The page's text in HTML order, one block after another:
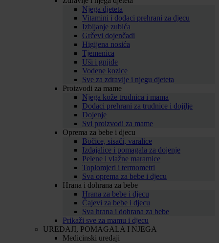
Njega djeteta
Vitamini i dodaci prehrani za djecu
Izbijanje zubića
Grčevi dojenčadi
Higijena nosića
Tjemenica
Uši i gnjide
Vodene kozice
Sve za zdravlje i njegu djeteta
Proizvodi za mame
Njega kože trudnica i mama
Dodaci prehrani za trudnice i dojilje
Dojenje
Svi proizvodi za mame
Oprema za bebe i djecu
Bočice, sisači, varalice
Izdajalice i pomagala za dojenje
Pelene i vlažne maramice
Toplomjeri i termometri
Sva oprema za bebe i djecu
Hrana i dohrana za bebe
Hrana za bebe i djecu
Čajevi za bebe i djecu
Sva hrana i dohrana za bebe
Prikaži sve za mamu i djecu
UREĐAJI, POMAGALA I NJEGA
Medicinski uređaji